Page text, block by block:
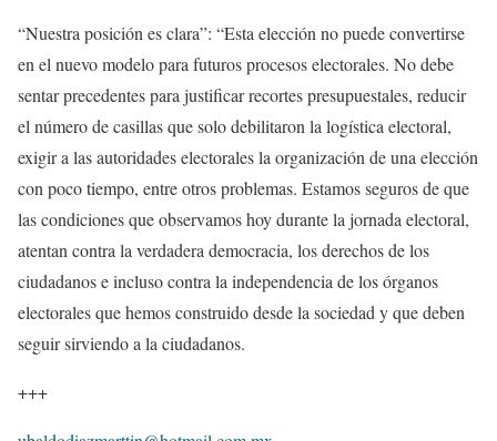
“Nuestra posición es clara”: “Esta elección no puede convertirse
en el nuevo modelo para futuros procesos electorales. No debe
sentar precedentes para justificar recortes presupuestales, reducir
el número de casillas que solo debilitaron la logística electoral,
exigir a las autoridades electorales la organización de una elección
con poco tiempo, entre otros problemas. Estamos seguros de que
las condiciones que observamos hoy durante la jornada electoral,
atentan contra la verdadera democracia, los derechos de los
ciudadanos e incluso contra la independencia de los órganos
electorales que hemos construido desde la sociedad y que deben
seguir sirviendo a la ciudadanos.
+++